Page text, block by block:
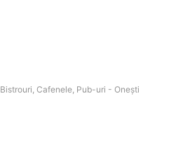
Bistrouri, Cafenele, Pub-uri - Oneşti